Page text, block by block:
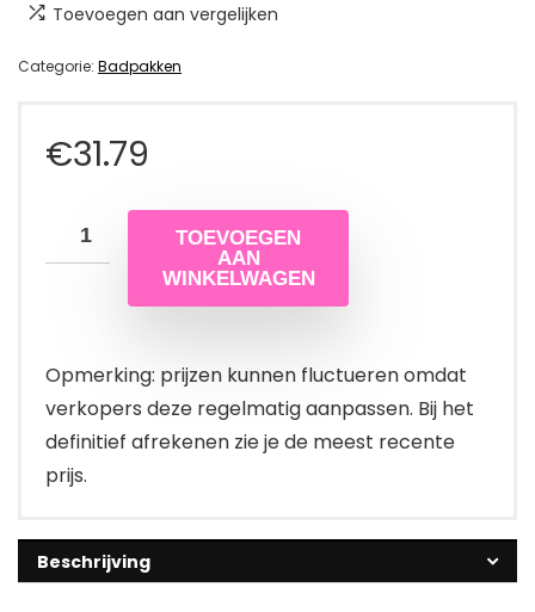
Toevoegen aan vergelijken
Categorie: Badpakken
€31.79
TOEVOEGEN
AAN
WINKELWAGEN
Opmerking: prijzen kunnen fluctueren omdat
verkopers deze regelmatig aanpassen. Bij het
definitief afrekenen zie je de meest recente
prijs.
Beschrijving